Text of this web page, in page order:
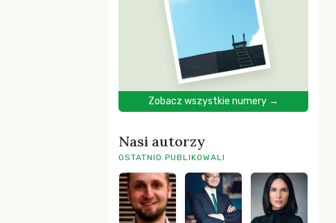
Zobacz wszystkie numery →
Nasi autorzy
OSTATNIO PUBLIKOWALI